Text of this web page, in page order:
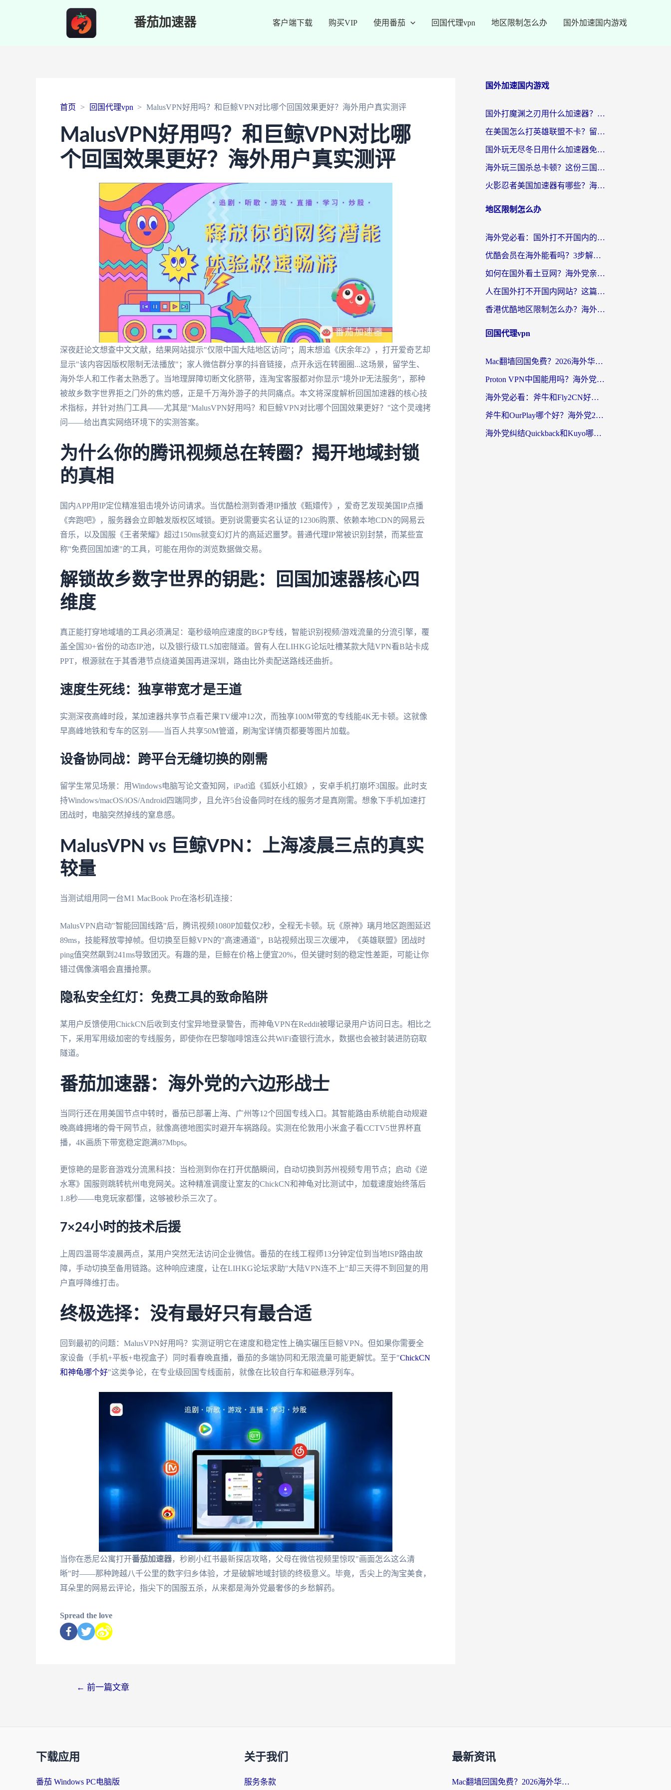
番茄加速器 客户端下载 购买VIP 使用番茄 回国代理vpn 地区限制怎么办 国外加速国内游戏
首页 回国代理vpn MalusVPN好用吗？和巨鲸VPN对比哪个回国效果更好？海外用户真实测评
MalusVPN好用吗？和巨鲸VPN对比哪
个回国效果更好？海外用户真实测评
深夜赶论文想查中文文献，结果网站提示"仅限中国大陆地区访问"；周末想追《庆余年2》，打开爱奇艺却
显示"该内容因版权限制无法播放"；家人微信群分享的抖音链接，点开永远在转圈圈...这场景，留学生、
海外华人和工作者太熟悉了。当地理屏障切断文化脐带，连淘宝客服都对你显示"境外IP无法服务"，那种
被故乡数字世界拒之门外的焦灼感，正是千万海外游子的共同痛点。本文将深度解析回国加速器的核心技
术指标，并针对热门工具——尤其是"MalusVPN好用吗？和巨鲸VPN对比哪个回国效果更好？"这个灵魂拷
问——给出真实网络环境下的实测答案。
为什么你的腾讯视频总在转圈？揭开地域封锁
的真相
国内APP用IP定位精准狙击境外访问请求。当优酷检测到香港IP播放《甄嬛传》，爱奇艺发现美国IP点播
《奔跑吧》，服务器会立即触发版权区域锁。更别说需要实名认证的12306购票、依赖本地CDN的网易云
音乐，以及国服《王者荣耀》超过150ms就变幻灯片的高延迟噩梦。普通代理IP常被识别封禁，而某些宣
称"免费回国加速"的工具，可能在用你的浏览数据做交易。
解锁故乡数字世界的钥匙：回国加速器核心四
维度
真正能打穿地域墙的工具必须满足：毫秒级响应速度的BGP专线，智能识别视频/游戏流量的分流引擎，覆
盖全国30+省份的动态IP池，以及银行级TLS加密隧道。曾有人在LIHKG论坛吐槽某款大陆VPN看B站卡成
PPT，根源就在于其香港节点绕道美国再进深圳，路由比外卖配送路线还曲折。
速度生死线：独享带宽才是王道
实测深夜高峰时段，某加速器共享节点看芒果TV缓冲12次，而独享100M带宽的专线能4K无卡顿。这就像
早高峰地铁和专车的区别——当百人共享50M管道，刷淘宝详情页都要等图片加载。
设备协同战：跨平台无缝切换的刚需
留学生常见场景：用Windows电脑写论文查知网，iPad追《狐妖小红娘》，安卓手机打崩坏3国服。此时支
持Windows/macOS/iOS/Android四端同步，且允许5台设备同时在线的服务才是真刚需。想象下手机加速打
团战时，电脑突然掉线的窒息感。
MalusVPN vs 巨鲸VPN：上海凌晨三点的真实
较量
当测试组用同一台M1 MacBook Pro在洛杉矶连接：
MalusVPN启动"智能回国线路"后，腾讯视频1080P加载仅2秒，全程无卡顿。玩《原神》璃月地区跑图延迟
89ms，技能释放零掉帧。但切换至巨鲸VPN的"高速通道"，B站视频出现三次缓冲，《英雄联盟》团战时
ping值突然飙到241ms导致团灭。有趣的是，巨鲸在价格上便宜20%，但关键时刻的稳定性差距，可能让你
错过偶像演唱会直播抢票。
隐私安全红灯：免费工具的致命陷阱
某用户反馈使用ChickCN后收到支付宝异地登录警告，而神龟VPN在Reddit被曝记录用户访问日志。相比之
下，采用军用级加密的专线服务，即使你在巴黎咖啡馆连公共WiFi查银行流水，数据也会被封装进防窃取
隧道。
番茄加速器：海外党的六边形战士
当同行还在用美国节点中转时，番茄已部署上海、广州等12个回国专线入口。其智能路由系统能自动规避
晚高峰拥堵的骨干网节点，就像高德地图实时避开车祸路段。实测在伦敦用小米盒子看CCTV5世界杯直
播，4K画质下带宽稳定跑满87Mbps。
更惊艳的是影音游戏分流黑科技：当检测到你在打开优酷瞬间，自动切换到苏州视频专用节点；启动《逆
水寒》国服则跳转杭州电竞网关。这种精准调度让室友的ChickCN和神龟对比测试中，加载速度始终落后
1.8秒——电竞玩家都懂，这够被秒杀三次了。
7×24小时的技术后援
上周四温哥华凌晨两点，某用户突然无法访问企业微信。番茄的在线工程师13分钟定位到当地ISP路由故
障，手动切换至备用链路。这种响应速度，让在LIHKG论坛求助"大陆VPN连不上"却三天得不到回复的用
户直呼降维打击。
终极选择：没有最好只有最合适
回到最初的问题：MalusVPN好用吗？实测证明它在速度和稳定性上确实碾压巨鲸VPN。但如果你需要全
家设备（手机+平板+电视盒子）同时看春晚直播，番茄的多端协同和无限流量可能更解忧。至于"ChickCN
和神龟哪个好"这类争论，在专业级回国专线面前，就像在比较自行车和磁悬浮列车。
当你在悉尼公寓打开番茄加速器，秒刷小红书最新探店攻略，父母在微信视频里惊叹"画面怎么这么清
晰"时——那种跨越八千公里的数字归乡体验，才是破解地域封锁的终极意义。毕竟，舌尖上的淘宝美食，
耳朵里的网易云评论，指尖下的国服五杀，从来都是海外党最奢侈的乡愁解药。
Spread the love
← 前一篇文章
国外加速国内游戏
国外打魔渊之刃用什么加速器？2026海外玩家国服游戏加速全攻略（附闪耀暖暖&复苏的魔女避坑指南）
在美国怎么打英雄联盟不卡？留学生亲测的国服游戏加速全攻略
国外玩无尽冬日用什么加速器免费？海外党国服游戏加速避坑指南
海外玩三国杀总卡顿？这份三国杀游戏加速器指南帮你告别延迟烦恼
火影忍者美国加速器有哪些？海外党亲测的国服游戏加速全攻略（含菲律宾玩三国之刃守望黎明技巧）
地区限制怎么办
海外党必看：国外打不开国内的app怎么办？3步解决你的乡愁
优酷会员在海外能看吗？3步解决海外追剧难题，附实测好用加速器推荐
如何在国外看土豆网？海外党亲测有效的追剧加速器选择指南
人在国外打不开国内网站？这篇攻略帮你无缝解锁国内资源（附交管12123使用技巧）
香港优酷地区限制怎么办？海外党亲测有效的追剧解决方案
回国代理vpn
Mac翻墙回国免费？2026海外华人亲测：从CCTV5直播到国内APP，这样选加速器才靠谱
Proton VPN中国能用吗？海外党选回国加速器的避坑指南（附番茄加速器实测）
海外党必看：斧牛和Fly2CN好用吗？3招教你选对回国加速器（附免费试用攻略）
斧牛和OurPlay哪个好？海外党2026亲测：选对加速器，国内资源秒加载
海外党纠结Quickback和Kuyo哪个好？选对回国加速器才能无缝刷国内资源
下载应用
番茄 Windows PC电脑版
关于我们
服务条款
最新资讯
Mac翻墙回国免费？2026海外华人亲测：从CCTV5直播到国内APP，这样选加速器才靠谱